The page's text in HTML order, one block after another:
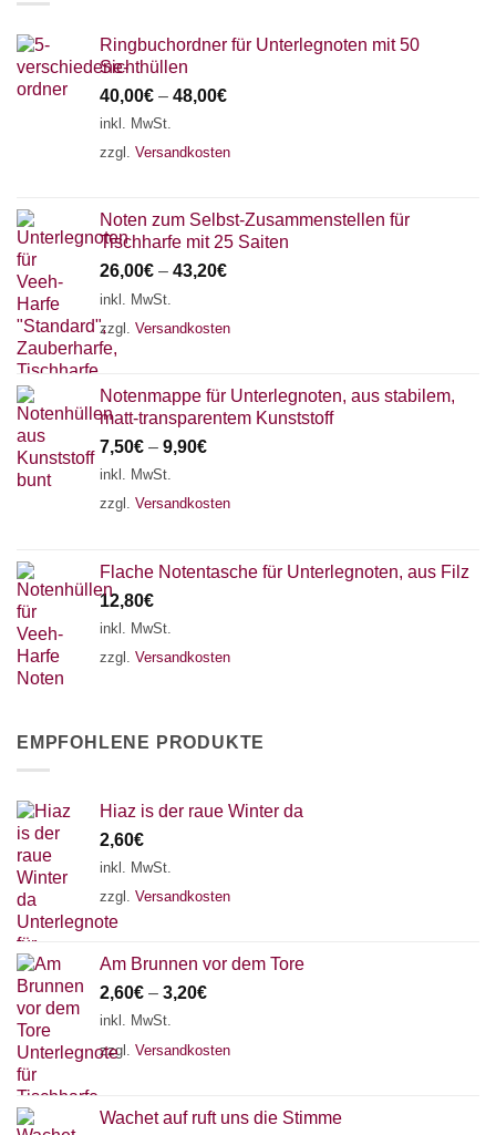
Ringbuchordner für Unterlegnoten mit 50
Sichthüllen
40,00€ – 48,00€
inkl. MwSt.
zzgl. Versandkosten
Noten zum Selbst-Zusammenstellen für
Tischharfe mit 25 Saiten
26,00€ – 43,20€
inkl. MwSt.
zzgl. Versandkosten
Notenmappe für Unterlegnoten, aus stabilem,
matt-transparentem Kunststoff
7,50€ – 9,90€
inkl. MwSt.
zzgl. Versandkosten
Flache Notentasche für Unterlegnoten, aus Filz
12,80€
inkl. MwSt.
zzgl. Versandkosten
EMPFOHLENE PRODUKTE
Hiaz is der raue Winter da
2,60€
inkl. MwSt.
zzgl. Versandkosten
Am Brunnen vor dem Tore
2,60€ – 3,20€
inkl. MwSt.
zzgl. Versandkosten
Wachet auf ruft uns die Stimme